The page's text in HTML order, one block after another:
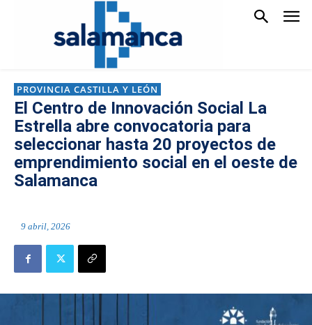
PROVINCIA CASTILLA Y LEÓN
El Centro de Innovación Social La
Estrella abre convocatoria para
seleccionar hasta 20 proyectos de
emprendimiento social en el oeste de
Salamanca
9 abril, 2026